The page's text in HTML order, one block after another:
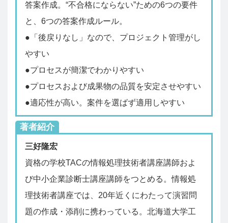
答案作成。“不合格にならない”ための6つの要件
と、6つの答案作成ルール。
●「後戻りなし」なので、プロジェクト管理がし
やすい
●プロセスが簡潔でわかりやすい
●プロセスおよび成果物の品質を安定させやすい
●適応性が高い。案件を選ばず適用しやすい
著者紹介
三好隆宏
資格の学校TACの情報処理技術者講座講師およ
び中小企業診断士講座講師をつとめる。情報処
理技術者講座では、20年近くにわたって演習問
題の作成・添削に携わっている。北海道大学工